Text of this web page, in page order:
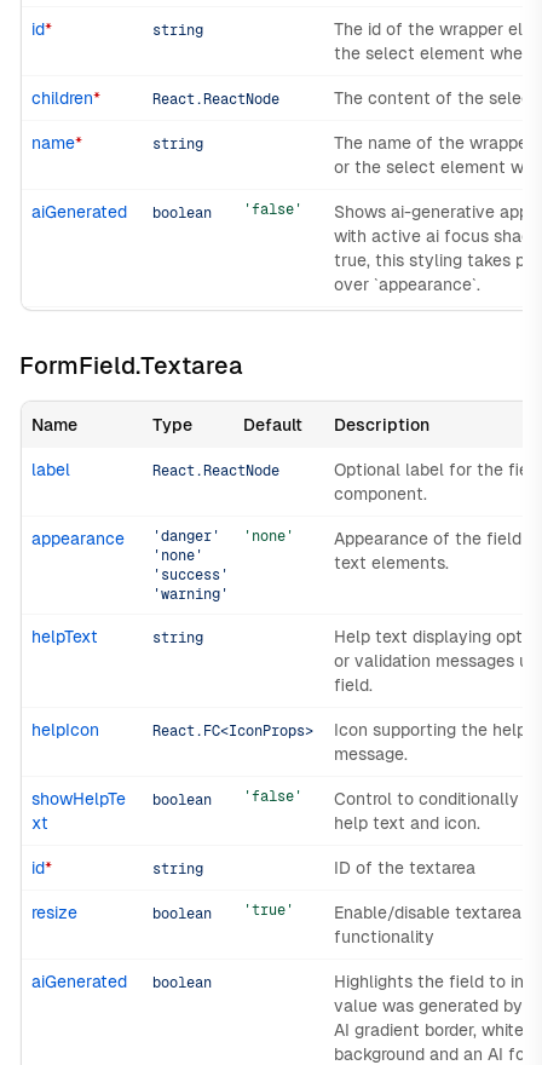
id* string
The id of the wrapper
the select element when
children* React.ReactNode The content of the select.
name* string
The name of the wrapper
or the select element
aiGenerated boolean 'false'
Shows ai-generative
with active ai focus
true, this styling takes
over `appearance`.
FormField.Textarea
Name Type Default Description
label React.ReactNode
Optional label for the field
component.
appearance
'danger'
'none'
'success'
'warning'
'none'
Appearance of the field
text elements.
helpText string
Help text displaying
or validation messages
field.
helpIcon React.FC<IconProps>
Icon supporting the help
message.
showHelpTe
xt
boolean 'false'
Control to conditionally
help text and icon.
id* string ID of the textarea
resize boolean 'true'
Enable/disable textarea
functionality
aiGenerated boolean
Highlights the field to
value was generated by
AI gradient border, white
background and an AI